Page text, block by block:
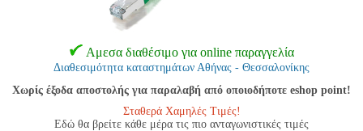
Αμεσα διαθέσιμο για online παραγγελία
Διαθεσιμότητα καταστημάτων Αθήνας - Θεσσαλονίκης
Χωρίς έξοδα αποστολής για παραλαβή από οποιοδήποτε eshop point!
Σταθερά Χαμηλές Τιμές!
Εδώ θα βρείτε κάθε μέρα τις πιο ανταγωνιστικές τιμές